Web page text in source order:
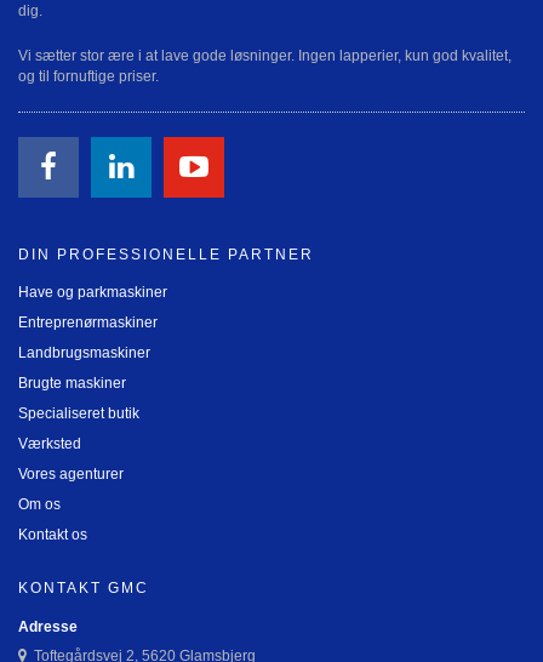
dig.
Vi sætter stor ære i at lave gode løsninger. Ingen lapperier, kun god kvalitet,
og til fornuftige priser.
DIN PROFESSIONELLE PARTNER
Have og parkmaskiner
Entreprenørmaskiner
Landbrugsmaskiner
Brugte maskiner
Specialiseret butik
Værksted
Vores agenturer
Om os
Kontakt os
KONTAKT GMC
Adresse
Toftegårdsvej 2, 5620 Glamsbjerg